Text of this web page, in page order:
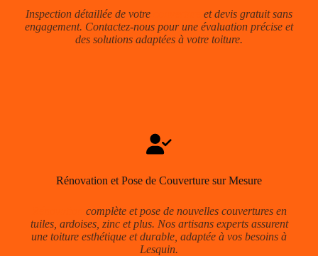
Inspection détaillée de votre
et devis gratuit sans
engagement. Contactez-nous pour une évaluation précise et
des solutions adaptées à votre toiture.
Rénovation et Pose de Couverture sur Mesure
complète et pose de nouvelles couvertures en
tuiles, ardoises, zinc et plus. Nos artisans experts assurent
une toiture esthétique et durable, adaptée à vos besoins à
Lesquin.